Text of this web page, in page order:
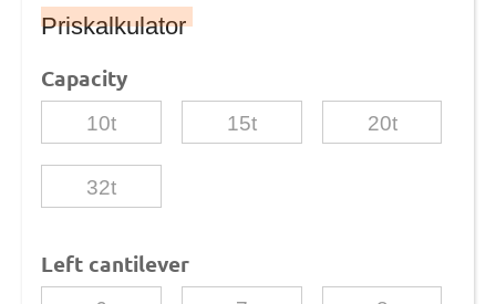
Priskalkulator
Capacity
10t 15t 20t
32t
Left cantilever